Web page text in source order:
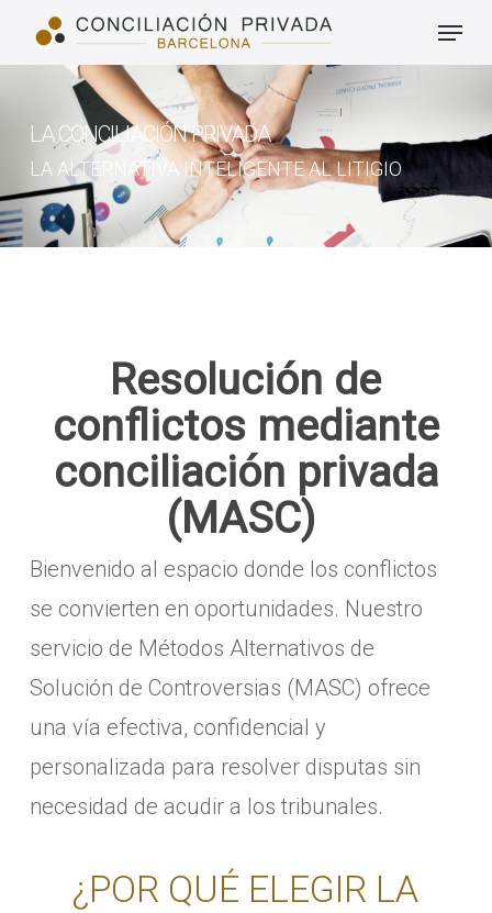
to
content
Menu
LA CONCILIACIÓN PRIVADA
LA ALTERNATIVA INTELIGENTE AL LITIGIO
Resolución de
conflictos mediante
conciliación privada
(MASC)
Bienvenido al espacio donde los conflictos
se convierten en oportunidades. Nuestro
servicio de Métodos Alternativos de
Solución de Controversias (MASC) ofrece
una vía efectiva, confidencial y
personalizada para resolver disputas sin
necesidad de acudir a los tribunales.
¿POR QUÉ ELEGIR LA
Close